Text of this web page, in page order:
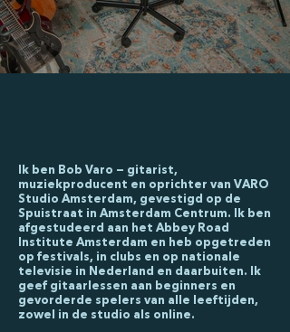
Ik ben Bob Varo — gitarist,
muziekproducent en oprichter van VARO
Studio Amsterdam, gevestigd op de
Spuistraat in Amsterdam Centrum. Ik ben
afgestudeerd aan het Abbey Road
Institute Amsterdam en heb opgetreden
op festivals, in clubs en op nationale
televisie in Nederland en daarbuiten. Ik
geef gitaarlessen aan beginners en
gevorderde spelers van alle leeftijden,
zowel in de studio als online.